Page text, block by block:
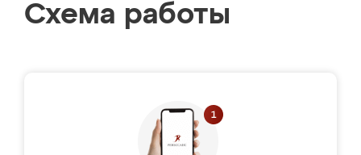
Схема работы